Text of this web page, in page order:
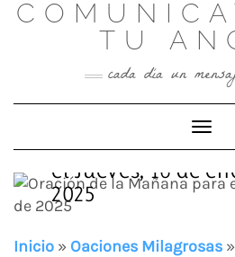
Skip
TU
cada día un
Oración de la
el Jueves, 16 de
2025
Inicio » Oaciones Milagrosas »